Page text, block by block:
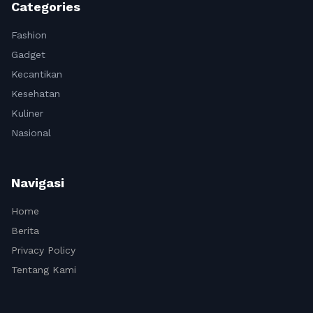
Categories
Fashion
Gadget
Kecantikan
Kesehatan
Kuliner
Nasional
Navigasi
Home
Berita
Privacy Policy
Tentang Kami